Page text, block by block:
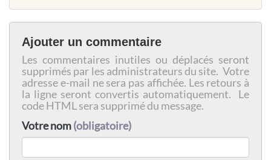
Ajouter un commentaire
Les commentaires inutiles ou déplacés seront
supprimés par les administrateurs du site. Votre
adresse e-mail ne sera pas affichée. Les retours à
la ligne seront convertis automatiquement. Le
code HTML sera supprimé du message.
Votre nom(obligatoire)